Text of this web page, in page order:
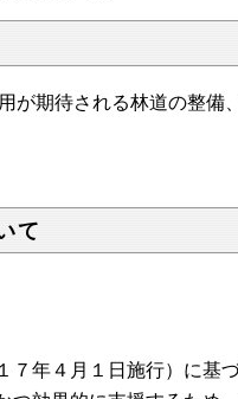
が期待される林道の整備
て
年４月１日施行）に基づ